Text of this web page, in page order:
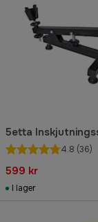
5etta
4.8 (36)
599 kr
I lager